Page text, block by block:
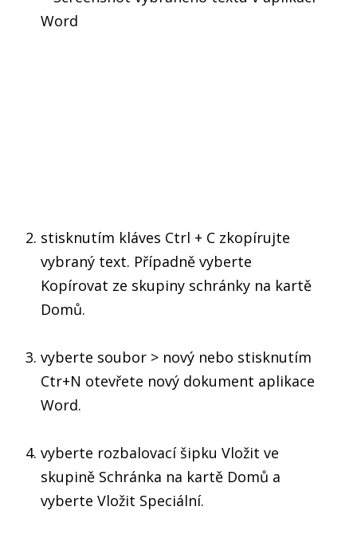
stisknutím kláves Ctrl + C zkopírujte
vybraný text. Případně vyberte
Kopírovat ze skupiny schránky na kartě
Domů.
vyberte soubor > nový nebo stisknutím
Ctr+N otevřete nový dokument aplikace
Word.
vyberte rozbalovací šipku Vložit ve
skupině Schránka na kartě Domů a
vyberte Vložit Speciální.